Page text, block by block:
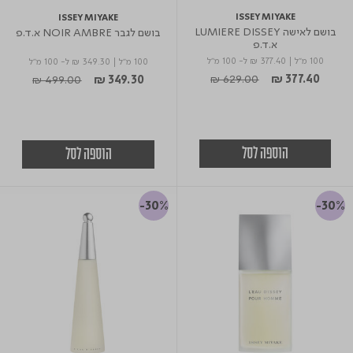
ISSEY MIYAKE
בושם לאישה LUMIERE DISSEY
א.ד.פ
100 מ"ל ₪ 377.40 ל- 100 מ"ל
₪ 377.40
Price reduced from
₪ 629.00to
הוספה לסל
ISSEY MIYAKE
בושם לגבר NOIR AMBRE א.ד.פ
100 מ"ל ₪ 349.30 ל- 100 מ"ל
₪ 349.30
Price reduced from
₪ 499.00to
הוספה לסל
-30%
-30%